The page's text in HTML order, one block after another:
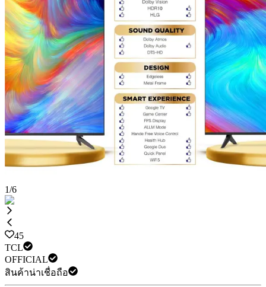
1/6
45
TCL
OFFICIAL
สินค้าน่าเชื่อถือ